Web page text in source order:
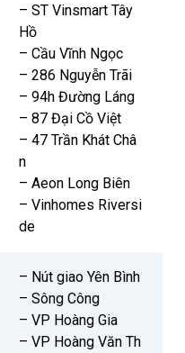
– ST Vinsmart Tây
Hồ
– Cầu Vĩnh Ngọc
– 286 Nguyễn Trãi
– 94h Đường Láng
– 87 Đại Cồ Việt
– 47 Trần Khát Châ
n
– Aeon Long Biên
– Vinhomes Riversi
de
– Nút giao Yên Bình
– Sông Công
– VP Hoàng Gia
– VP Hoàng Văn Th